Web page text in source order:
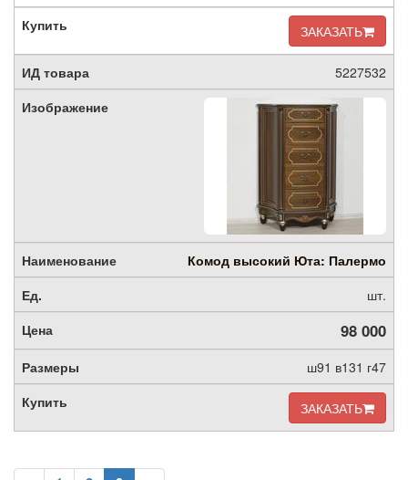
ЗАКАЗАТЬ
5227532
Комод высокий Юта: Палермо
шт.
98 000
ш91 в131 г47
ЗАКАЗАТЬ